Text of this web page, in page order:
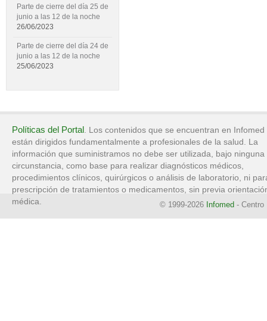
Parte de cierre del día 25 de
junio a las 12 de la noche
26/06/2023
Parte de cierre del día 24 de
junio a las 12 de la noche
25/06/2023
Políticas del Portal. Los contenidos que se encuentran en Infomed
están dirigidos fundamentalmente a profesionales de la salud. La
información que suministramos no debe ser utilizada, bajo ninguna
circunstancia, como base para realizar diagnósticos médicos,
procedimientos clínicos, quirúrgicos o análisis de laboratorio, ni
prescripción de tratamientos o medicamentos, sin previa
médica.
© 1999-2026 Infomed - Centro